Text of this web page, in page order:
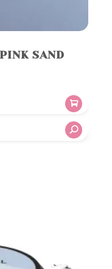
SAND